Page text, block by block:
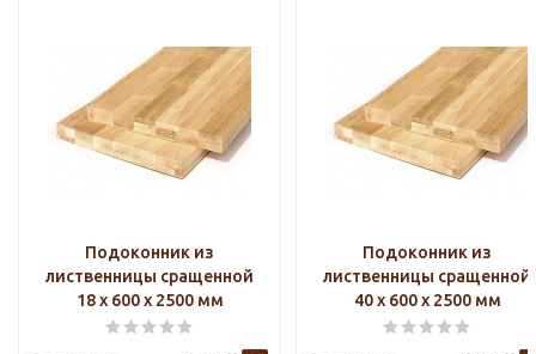
Подоконник из
лиственницы сращенной
18 х 600 х 2500 мм
Подоконник из
лиственницы сращенной
40 х 600 х 2500 мм